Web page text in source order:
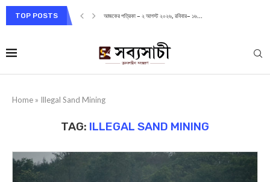
TOP POSTS আজকের পত্রিকা – ২ আগস্ট ২০২৬, রবিবার– ১৬...
Home » Illegal Sand Mining
TAG: ILLEGAL SAND MINING